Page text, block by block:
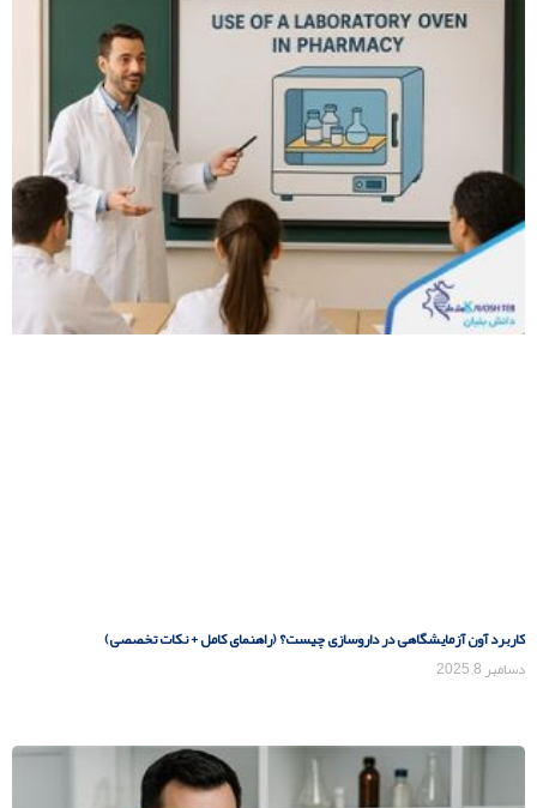
کاربرد آون آزمایشگاهی در داروسازی چیست؟ (راهنمای کامل + نکات تخصصی)
دسامبر 8, 2025